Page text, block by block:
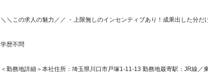
＼＼この求人の魅力／／ ・上限無しのインセンティブあり！成果出した分だ
学歴不問
＜勤務地詳細＞本社住所：埼玉県川口市戸塚1-11-13 勤務地最寄駅：JR線／